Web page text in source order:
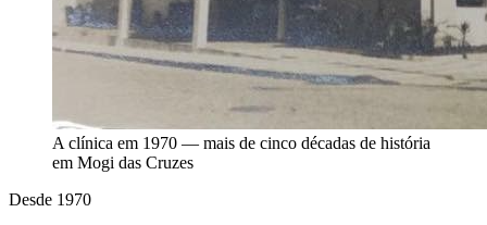
A clínica em 1970 — mais de cinco décadas de história
em Mogi das Cruzes
Desde 1970